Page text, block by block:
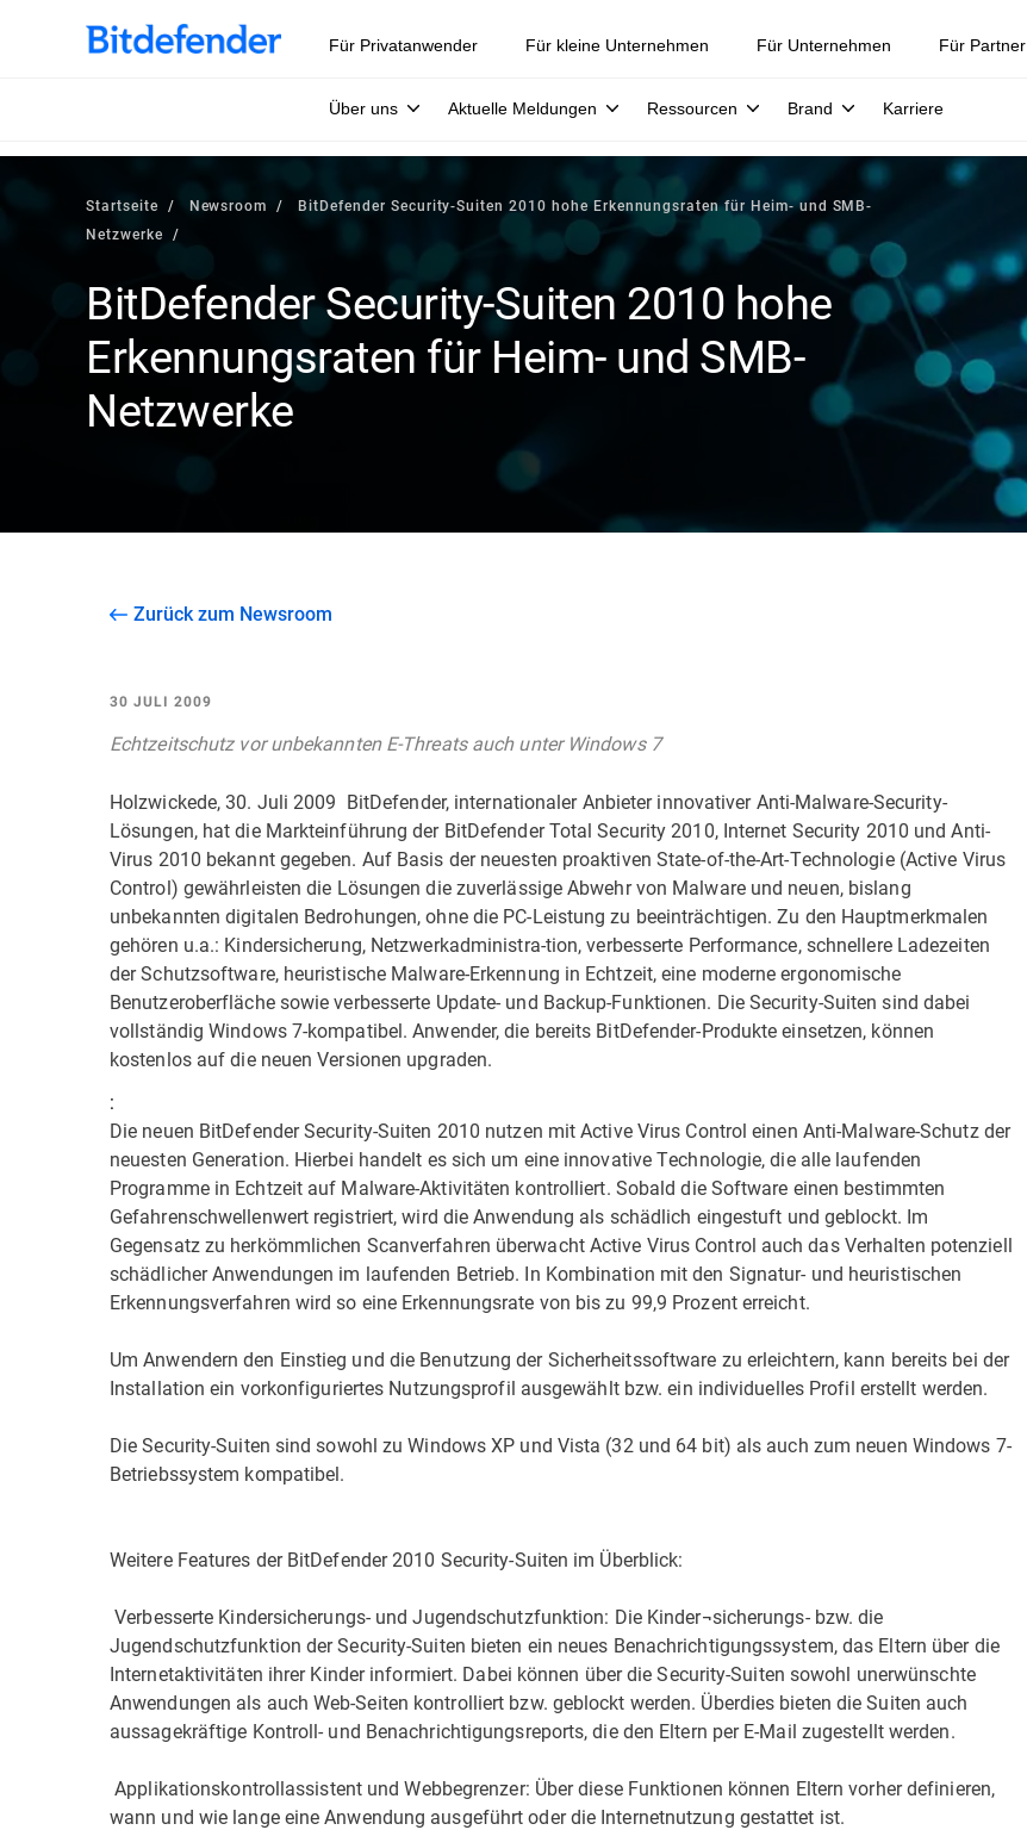
Für Privatanwender Für kleine Unternehmen Für Unternehmen Für Partner
Über uns Aktuelle Meldungen Ressourcen Brand Karriere
Startseite Newsroom
BitDefender Security-Suiten 2010 hohe Erkennungsraten für Heim- und SMB-
Netzwerke
BitDefender Security-Suiten 2010 hohe
Erkennungsraten für Heim- und SMB-
Netzwerke
Zurück zum Newsroom
30 JULI 2009
Echtzeitschutz vor unbekannten E-Threats auch unter Windows 7
Holzwickede, 30. Juli 2009  BitDefender, internationaler Anbieter innovativer Anti-Malware-Security-
Lösungen, hat die Markteinführung der BitDefender Total Security 2010, Internet Security 2010 und Anti-
Virus 2010 bekannt gegeben. Auf Basis der neuesten proaktiven State-of-the-Art-Technologie (Active Virus
Control) gewährleisten die Lösungen die zuverlässige Abwehr von Malware und neuen, bislang
unbekannten digitalen Bedrohungen, ohne die PC-Leistung zu beeinträchtigen. Zu den Hauptmerkmalen
gehören u.a.: Kindersicherung, Netzwerkadministra-tion, verbesserte Performance, schnellere Ladezeiten
der Schutzsoftware, heuristische Malware-Erkennung in Echtzeit, eine moderne ergonomische
Benutzeroberfläche sowie verbesserte Update- und Backup-Funktionen. Die Security-Suiten sind dabei
vollständig Windows 7-kompatibel. Anwender, die bereits BitDefender-Produkte einsetzen, können
kostenlos auf die neuen Versionen upgraden.
:
Die neuen BitDefender Security-Suiten 2010 nutzen mit Active Virus Control einen Anti-Malware-Schutz der
neuesten Generation. Hierbei handelt es sich um eine innovative Technologie, die alle laufenden
Programme in Echtzeit auf Malware-Aktivitäten kontrolliert. Sobald die Software einen bestimmten
Gefahrenschwellenwert registriert, wird die Anwendung als schädlich eingestuft und geblockt. Im
Gegensatz zu herkömmlichen Scanverfahren überwacht Active Virus Control auch das Verhalten potenziell
schädlicher Anwendungen im laufenden Betrieb. In Kombination mit den Signatur- und heuristischen
Erkennungsverfahren wird so eine Erkennungsrate von bis zu 99,9 Prozent erreicht.
Um Anwendern den Einstieg und die Benutzung der Sicherheitssoftware zu erleichtern, kann bereits bei der
Installation ein vorkonfiguriertes Nutzungsprofil ausgewählt bzw. ein individuelles Profil erstellt werden.
Die Security-Suiten sind sowohl zu Windows XP und Vista (32 und 64 bit) als auch zum neuen Windows 7-
Betriebssystem kompatibel.
Weitere Features der BitDefender 2010 Security-Suiten im Überblick:
 Verbesserte Kindersicherungs- und Jugendschutzfunktion: Die Kinder¬sicherungs- bzw. die
Jugendschutzfunktion der Security-Suiten bieten ein neues Benachrichtigungssystem, das Eltern über die
Internetaktivitäten ihrer Kinder informiert. Dabei können über die Security-Suiten sowohl unerwünschte
Anwendungen als auch Web-Seiten kontrolliert bzw. geblockt werden. Überdies bieten die Suiten auch
aussagekräftige Kontroll- und Benachrichtigungsreports, die den Eltern per E-Mail zugestellt werden.
 Applikationskontrollassistent und Webbegrenzer: Über diese Funktionen können Eltern vorher definieren,
wann und wie lange eine Anwendung ausgeführt oder die Internetnutzung gestattet ist.